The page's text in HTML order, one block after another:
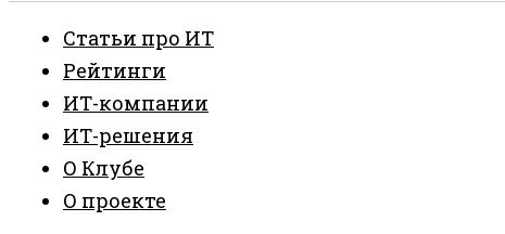
Статьи про ИТ
Рейтинги
ИТ-компании
ИТ-решения
О Клубе
О проекте